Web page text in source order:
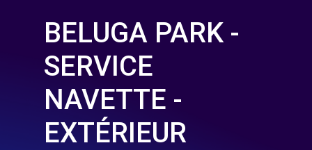
BELUGA PARK -
SERVICE
NAVETTE -
EXTÉRIEUR